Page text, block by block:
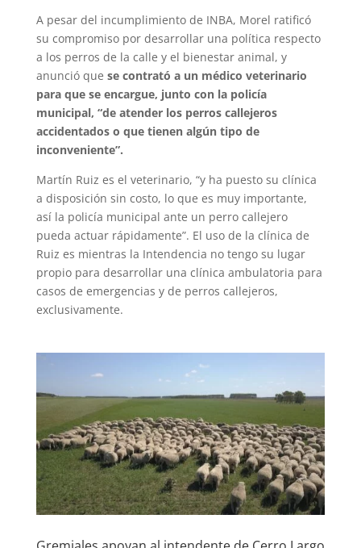
A pesar del incumplimiento de INBA, Morel ratificó
su compromiso por desarrollar una política respecto
a los perros de la calle y el bienestar animal, y
anunció que se contrató a un médico veterinario
para que se encargue, junto con la policía
municipal, “de atender los perros callejeros
accidentados o que tienen algún tipo de
inconveniente”.
Martín Ruiz es el veterinario, “y ha puesto su clínica
a disposición sin costo, lo que es muy importante,
así la policía municipal ante un perro callejero
pueda actuar rápidamente”. El uso de la clínica de
Ruiz es mientras la Intendencia no tengo su lugar
propio para desarrollar una clínica ambulatoria para
casos de emergencias y de perros callejeros,
exclusivamente.